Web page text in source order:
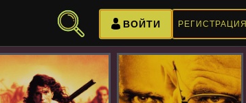
РЕГИСТРАЦИЯ
ВОЙТИ